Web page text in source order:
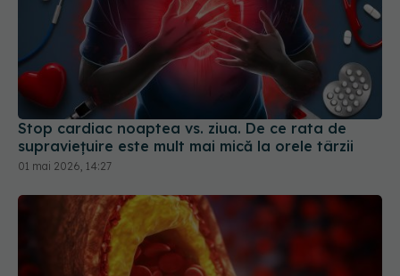
Stop cardiac noaptea vs. ziua. De ce rata de
supraviețuire este mult mai mică la orele târzii
01 mai 2026, 14:27